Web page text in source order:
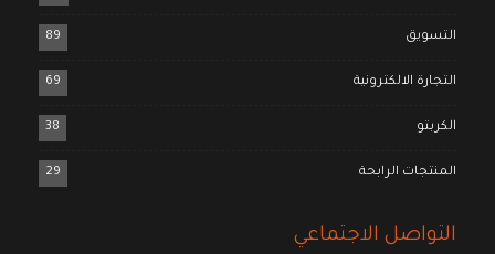
التسويق 89
التجارة الالكترونية 69
الكربتو 38
المنتجات الرابحة 29
التواصل الاجتماعي